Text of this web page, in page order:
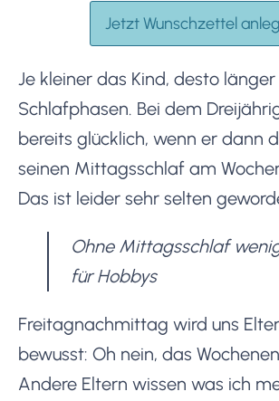
Jetzt Wunschzettel
Je kleiner das Kind, desto
Schlafphasen. Bei dem
bereits glücklich, wenn er dann
seinen Mittagsschlaf am
Das ist leider sehr selten
Ohne Mittagsschlaf
für Hobbys
Freitagnachmittag wird uns
bewusst: Oh nein, das
Andere Eltern wissen was ich